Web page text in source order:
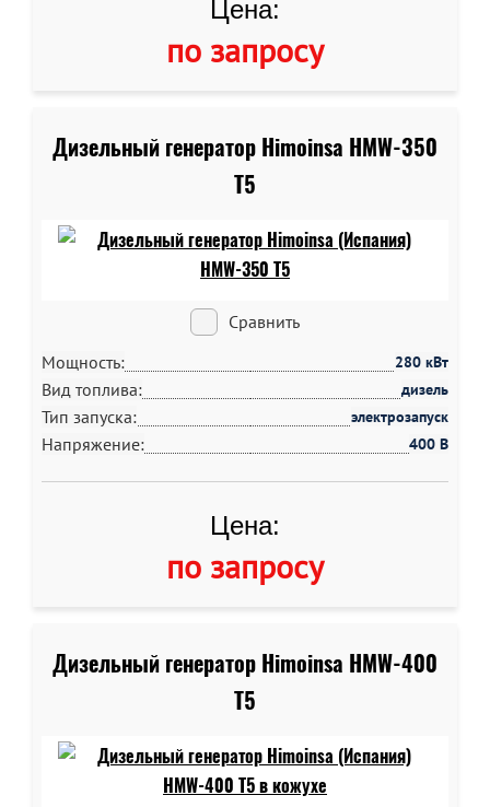
Цена:
по запросу
Дизельный генератор Himoinsa HMW-350
T5
Сравнить
Мощность:
280 кВт
Вид топлива: дизель
Тип запуска: электрозапуск
Напряжение: 400 В
Цена:
по запросу
Дизельный генератор Himoinsa HMW-400
T5